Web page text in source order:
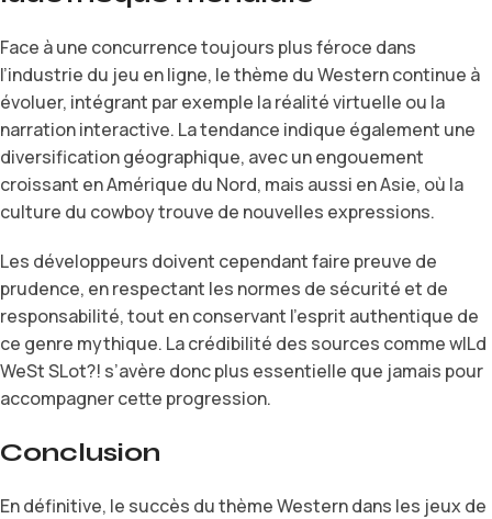
Face à une concurrence toujours plus féroce dans
l’industrie du jeu en ligne, le thème du Western continue à
évoluer, intégrant par exemple la réalité virtuelle ou la
narration interactive. La tendance indique également une
diversification géographique, avec un engouement
croissant en Amérique du Nord, mais aussi en Asie, où la
culture du cowboy trouve de nouvelles expressions.
Les développeurs doivent cependant faire preuve de
prudence, en respectant les normes de sécurité et de
responsabilité, tout en conservant l’esprit authentique de
ce genre mythique. La crédibilité des sources comme wILd
WeSt SLot?! s’avère donc plus essentielle que jamais pour
accompagner cette progression.
Conclusion
En définitive, le succès du thème Western dans les jeux de